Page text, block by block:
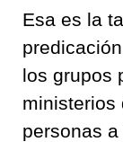
Esa es la
los grupos
ministerios
personas